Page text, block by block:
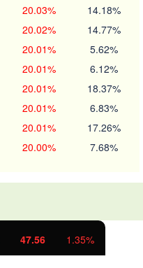
20.03% 14.18%
20.02% 14.77%
20.01% 5.62%
20.01% 6.12%
20.01% 18.37%
20.01% 6.83%
20.01% 17.26%
20.00% 7.68%
47.56 1.35%